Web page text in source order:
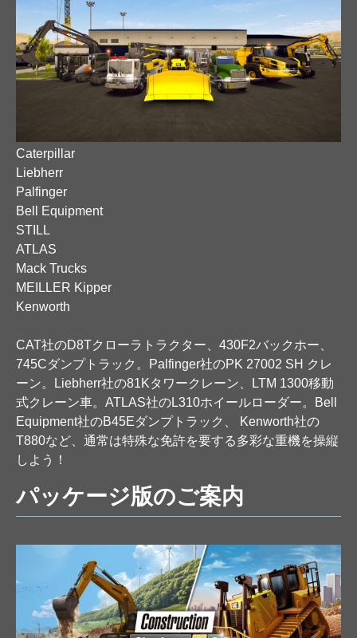
Caterpillar
Liebherr
Palfinger
Bell Equipment
STILL
ATLAS
Mack Trucks
MEILLER Kipper
Kenworth
CAT社のD8Tクローラトラクター、430F2バックホー、
745Cダンプトラック。Palfinger社のPK 27002 SH クレ
ーン。Liebherr社の81Kタワークレーン、LTM 1300移動
式クレーン車。ATLAS社のL310ホイールローダー。Bell
Equipment社のB45Eダンプトラック、 Kenworth社の
T880など、通常は特殊な免許を要する多彩な重機を操縦
しよう！
パッケージ版のご案内